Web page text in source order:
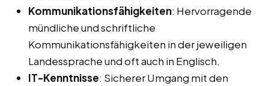
Kommunikationsfähigkeiten: Hervorragende
mündliche und schriftliche
Kommunikationsfähigkeiten in der jeweiligen
Landessprache und oft auch in Englisch.
IT-Kenntnisse: Sicherer Umgang mit den